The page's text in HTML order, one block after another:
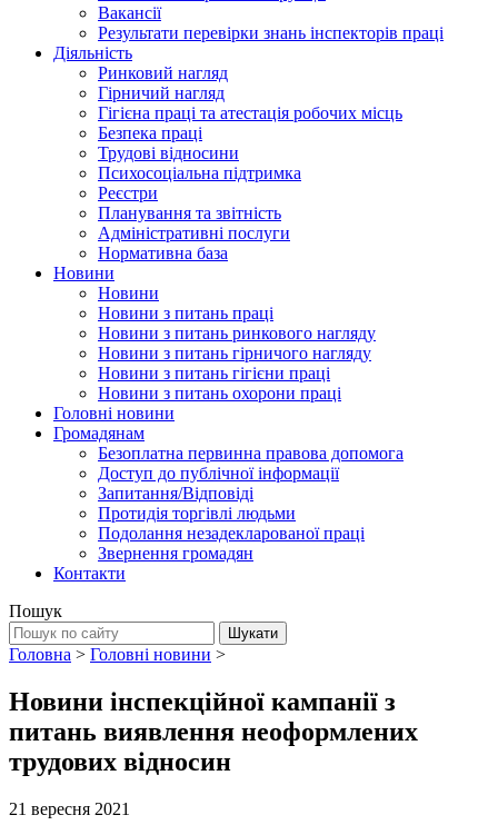
Вакансії
Результати перевірки знань інспекторів праці
Діяльність
Ринковий нагляд
Гірничий нагляд
Гігієна праці та атестація робочих місць
Безпека праці
Трудові відносини
Психосоціальна підтримка
Реєстри
Планування та звітність
Адміністративні послуги
Нормативна база
Новини
Новини
Новини з питань праці
Новини з питань ринкового нагляду
Новини з питань гірничого нагляду
Новини з питань гігієни праці
Новини з питань охорони праці
Головні новини
Громадянам
Безоплатна первинна правова допомога
Доступ до публічної інформації
Запитання/Відповіді
Протидія торгівлі людьми
Подолання незадекларованої праці
Звернення громадян
Контакти
Пошук
Головна > Головні новини >
Новини інспекційної кампанії з
питань виявлення неоформлених
трудових відносин
21 вересня 2021